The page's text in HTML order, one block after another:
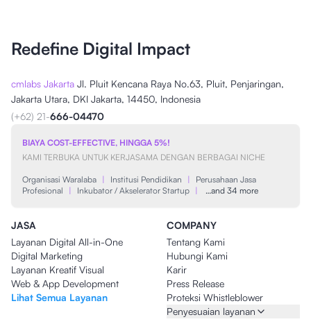
Redefine Digital Impact
cmlabs Jakarta Jl. Pluit Kencana Raya No.63, Pluit, Penjaringan,
Jakarta Utara, DKI Jakarta, 14450, Indonesia
(+62) 21-666-04470
BIAYA COST-EFFECTIVE, HINGGA 5%!
KAMI TERBUKA UNTUK KERJASAMA DENGAN BERBAGAI NICHE
Organisasi Waralaba | Institusi Pendidikan |
Perusahaan Jasa
Profesional
| Inkubator / Akselerator Startup | …and 34 more
JASA
Layanan Digital All-in-One
Digital Marketing
Layanan Kreatif Visual
Web & App Development
Lihat Semua Layanan
COMPANY
Tentang Kami
Hubungi Kami
Karir
Press Release
Proteksi Whistleblower
Penyesuaian layanan